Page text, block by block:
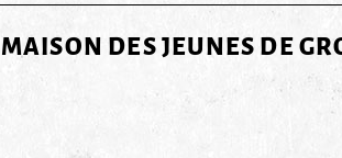
MAISON DES JEUNES DE